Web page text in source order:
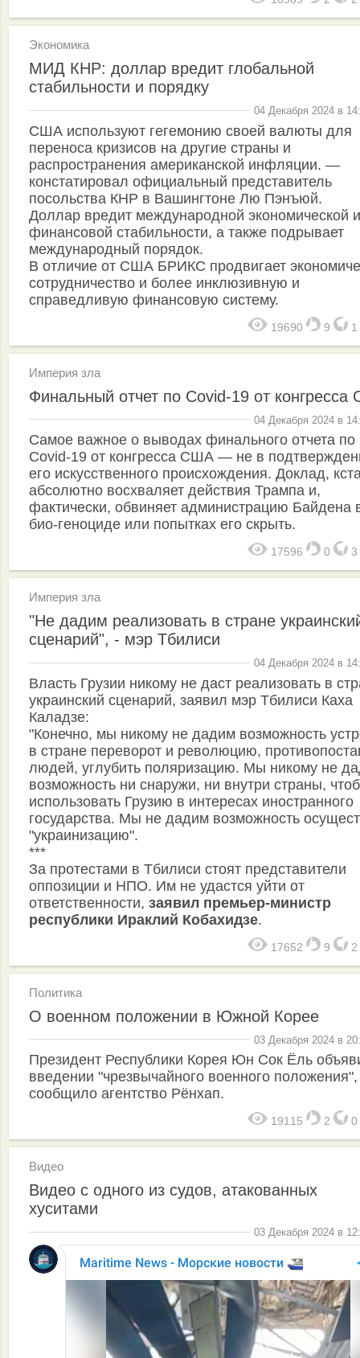
Экономика
МИД КНР: доллар вредит глобальной
стабильности и порядку
04 Декабря 2024 в
США используют гегемонию своей валюты для
переноса кризисов на другие страны и
распространения американской инфляции. —
констатировал официальный представитель
посольства КНР в Вашингтоне Лю Пэнъюй.
Доллар вредит международной экономической и
финансовой стабильности, а также подрывает
международный порядок.
В отличие от США БРИКС продвигает
сотрудничество и более инклюзивную и
справедливую финансовую систему.
19690 9 1
Империя зла
Финальный отчет по Covid-19 от
04 Декабря 2024 в
Самое важное о выводах финального отчета по
Covid-19 от конгресса США — не в
его искусственного происхождения. Доклад,
абсолютно восхваляет действия Трампа и,
фактически, обвиняет администрацию Байдена
био-геноциде или попытках его скрыть.
17596 0 3
Империя зла
"Не дадим реализовать в стране
сценарий", - мэр Тбилиси
04 Декабря 2024 в
Власть Грузии никому не даст реализовать в
украинский сценарий, заявил мэр Тбилиси Каха
Каладзе:
"Конечно, мы никому не дадим возможность
в стране переворот и революцию,
людей, углубить поляризацию. Мы никому не
возможность ни снаружи, ни внутри страны,
использовать Грузию в интересах иностранного
государства. Мы не дадим возможность
"украинизацию".
***
За протестами в Тбилиси стоят представители
оппозиции и НПО. Им не удастся уйти от
ответственности, заявил премьер-министр
республики Ираклий Кобахидзе.
17652 9 2
Политика
О военном положении в Южной Корее
03 Декабря 2024 в
Президент Республики Корея Юн Сок Ёль
введении "чрезвычайного военного положения",
сообщило агентство Рёнхап.
19115 2 0
Видео
Видео с одного из судов, атакованных
хуситами
03 Декабря 2024 в